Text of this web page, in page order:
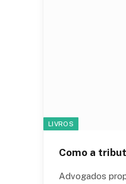
LIVROS
Como a
Advogados